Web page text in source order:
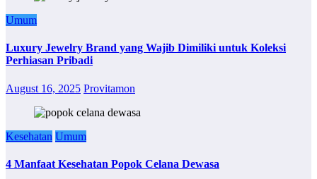
Umum
Luxury Jewelry Brand yang Wajib Dimiliki untuk Koleksi
Perhiasan Pribadi
August 16, 2025 Provitamon
Kesehatan Umum
4 Manfaat Kesehatan Popok Celana Dewasa